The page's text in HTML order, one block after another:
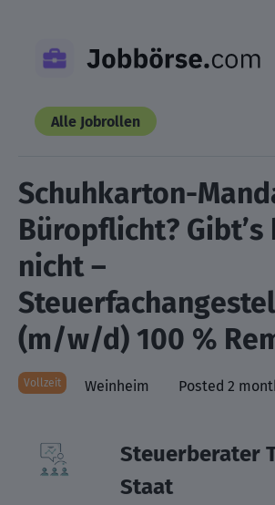
content
Alle Jobrollen
Schuhkarton-
Büropflicht? Gibt’s
nicht –
(m/w/d) 100 %
Vollzeit Weinheim Posted 2
Steuerberater
Staat